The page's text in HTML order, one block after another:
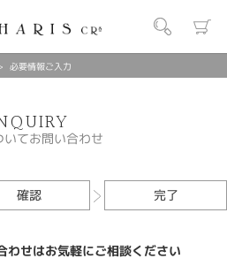
必要情報ご入力
いてお問い合わせ
確認 完了
わせはお気軽にご相談ください